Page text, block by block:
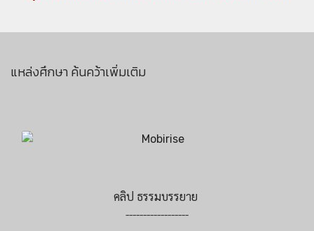
แหล่งศึกษา ค้นคว้าเพิ่มเติม
คลิป ธรรมบรรยาย
------------------